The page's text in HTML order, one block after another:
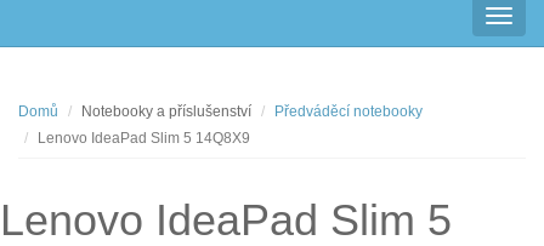
Domů Notebooky a příslušenství
Předváděcí notebooky
Lenovo IdeaPad Slim 5 14Q8X9
Lenovo IdeaPad Slim 5